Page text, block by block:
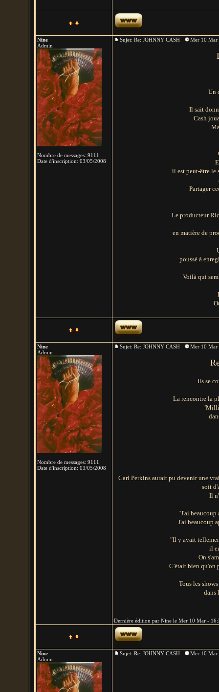
Nine
Admin
Nombre de messages: 9111
Date d'inscription: 03/05/2008
Sujet: Re: JOHNNY CASH Mer 10 Mar
Un
Il sait
Cash
il est peut-être le
Partager
Le producteur
en matière de
poussé à
Voilà qui
Nine
Admin
Nombre de messages: 9111
Date d'inscription: 03/05/2008
Sujet: Re: JOHNNY CASH Mer 10 Mar
Ils se
La rencontre la
Carl Perkins aurait pu devenir une
soit
Il
"J'ai beaucoup
J'ai beaucoup
"Il y avait
il
On
C'était bien qu'on
Tous les
dans
Dernière édition par Nine le Mer 10 Mar -
Nine
Admin
Sujet: Re: JOHNNY CASH Mer 10 Mar